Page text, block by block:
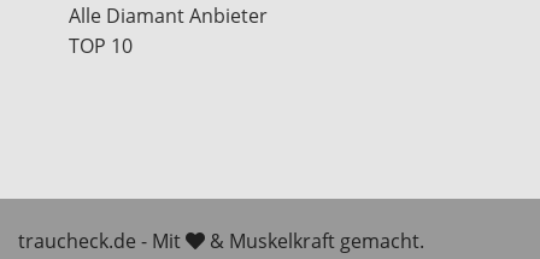
Alle Diamant Anbieter
TOP 10
traucheck.de - Mit & Muskelkraft gemacht.